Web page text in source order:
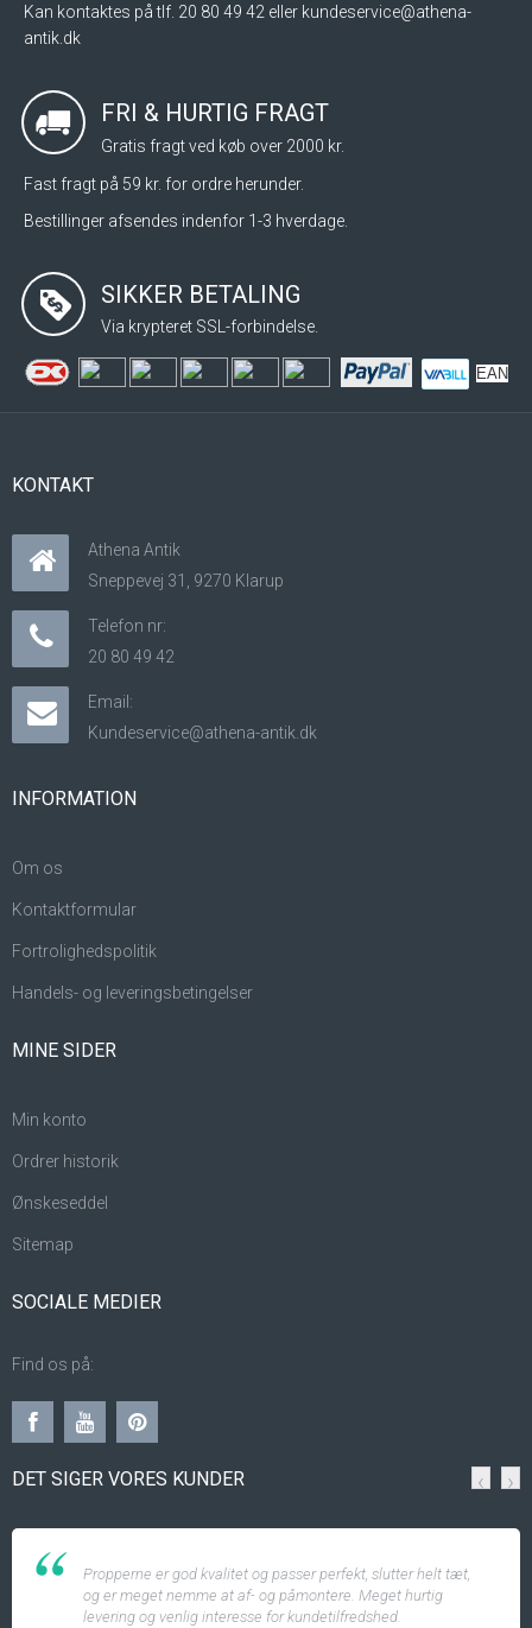
Kan kontaktes på tlf. 20 80 49 42 eller kundeservice@athena-
antik.dk
FRI & HURTIG FRAGT
Gratis fragt ved køb over 2000 kr.
Fast fragt på 59 kr. for ordre herunder.
Bestillinger afsendes indenfor 1-3 hverdage.
SIKKER BETALING
Via krypteret SSL-forbindelse.
EAN
KONTAKT
Athena Antik
Sneppevej 31, 9270 Klarup
Telefon nr:
20 80 49 42
Email:
Kundeservice@athena-antik.dk
INFORMATION
Om os
Kontaktformular
Fortrolighedspolitik
Handels- og leveringsbetingelser
MINE SIDER
Min konto
Ordrer historik
Ønskeseddel
Sitemap
SOCIALE MEDIER
Find os på:
DET SIGER VORES KUNDER
Propperne er god kvalitet og passer perfekt, slutter helt tæt,
og er meget nemme at af- og påmontere. Meget hurtig
levering og venlig interesse for kundetilfredshed.
‹ ›